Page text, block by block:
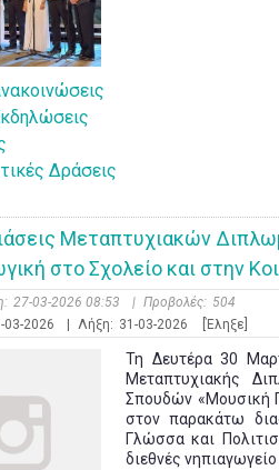
Δράσεις
Μεταπτυχιακών
στο Σχολείο και στην
27-03-2026 08:53 | Προβολές: 504
03-2026 Λήξη: 31-03-2026 [Έληξε]
Τη Δευτέρα 30
Μεταπτυχιακής
Σπουδών «Μουσική
στον παρακάτω
Γλώσσα και
διεθνές